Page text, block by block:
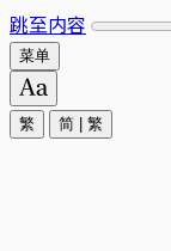
跳至内容
菜单
繁 简 繁